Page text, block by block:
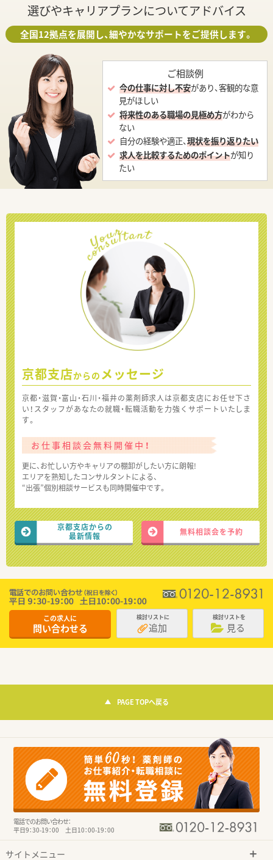
選びやキャリアプランについてアドバイス
全国12拠点を展開し、細やかなサポートをご提供します。
ご相談例
今の仕事に対し不安があり、客観的な意
見がほしい
将来性のある職場の見極め方がわから
ない
自分の経験や適正、現状を振り返りたい
求人を比較するためのポイントが知り
たい
京都支店からの メッセージ
京都・滋賀・富山・石川・福井の薬剤師求人は京都支店にお任せ下さ
い！スタッフがあなたの就職・転職活動を力強くサポートいたしま
す。
お仕事相談会無料開催中！
更に、お忙しい方やキャリアの棚卸がしたい方に朗報!
エリアを熟知したコンサルタントによる、
“出張”個別相談サービスも同時開催中です。
京都支店からの
最新情報
無料相談会を予約
この求人に
問い合わせる
検討リストに
追加
検討リストを
見る
PAGE TOPへ戻る
電話でのお問い合わせ：
平日9：30-19：00 土日10：00-19：00
サイトメニュー